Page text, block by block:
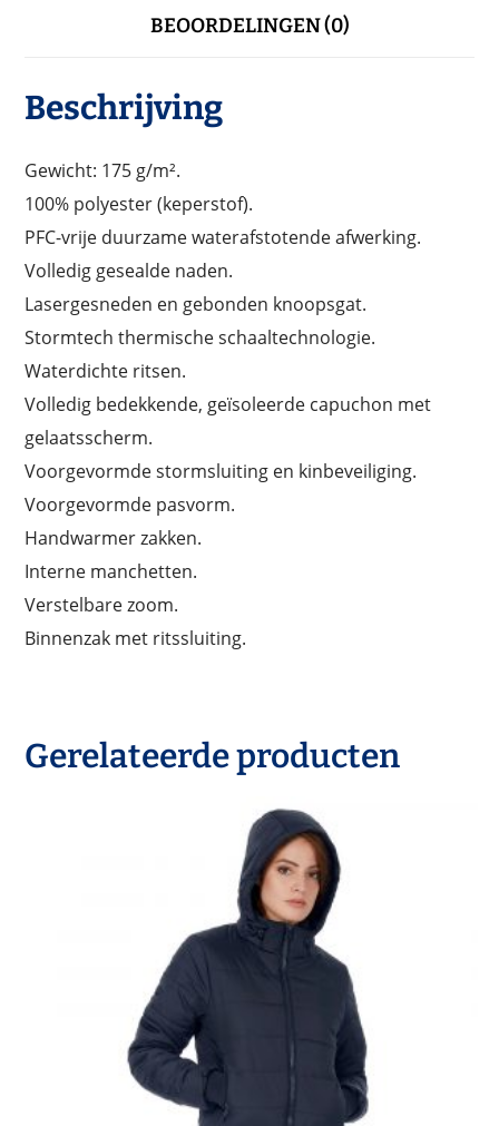
BEOORDELINGEN (0)
Beschrijving
Gewicht: 175 g/m².
100% polyester (keperstof).
PFC-vrije duurzame waterafstotende afwerking.
Volledig gesealde naden.
Lasergesneden en gebonden knoopsgat.
Stormtech thermische schaaltechnologie.
Waterdichte ritsen.
Volledig bedekkende, geïsoleerde capuchon met
gelaatsscherm.
Voorgevormde stormsluiting en kinbeveiliging.
Voorgevormde pasvorm.
Handwarmer zakken.
Interne manchetten.
Verstelbare zoom.
Binnenzak met ritssluiting.
Gerelateerde producten